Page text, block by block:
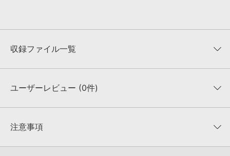
収録ファイル一覧
収録ファイル一覧
ユーザーレビュー (0件)
★★★★★
注意事項